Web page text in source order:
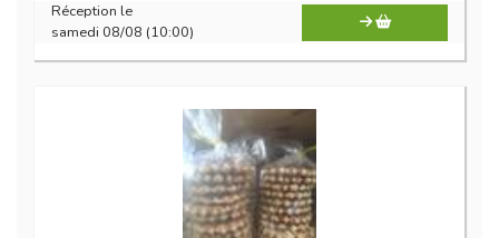
Réception le
samedi 08/08 (10:00)